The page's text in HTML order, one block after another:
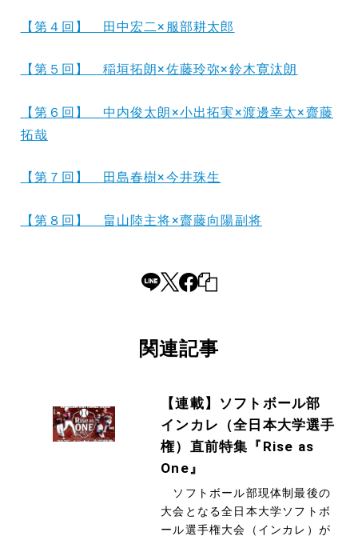
【第４回】 田中宏二×服部耕太郎
【第５回】 稲垣拓朗×佐藤玲弥×鈴木寛汰朗
【第６回】 中内俊太朗×小出拓実×渡邊幸太×齋藤
拓哉
【第７回】 田島春樹×今井珠生
【第８回】 畠山陸主将×齋藤向陽副将
関連記事
【連載】ソフトボール部
インカレ（全日本大学選手
権）直前特集『Rise as
One』
ソフトボール部現体制最後の
大会となる全日本大学ソフトボ
ール選手権大会（インカレ）が